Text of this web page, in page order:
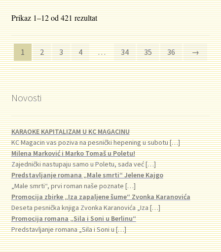
Prikaz 1–12 od 421 rezultatSortirano
po
najnovijem
1 2 3 4 … 34 35 36 →
Novosti
KARAOKE KAPITALIZAM U KC MAGACINU
KC Magacin vas poziva na pesnički hepening u subotu[…]
Milena Marković i Marko Tomaš u Poletu!
Zajednički nastupaju samo u Poletu, sada već[…]
Predstavljanje romana „Male smrti“ Jelene Kajgo
„Male smrti“, prvi roman naše poznate[…]
Promocija zbirke „Iza zapaljene šume“ Zvonka Karanovića
Deseta pesnička knjiga Zvonka Karanovića „Iza[…]
Promocija romana „Sila i Soni u Berlinu“
Predstavljanje romana „Sila i Soni u[…]